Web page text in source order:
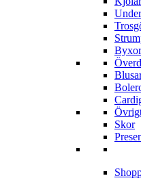
Skor